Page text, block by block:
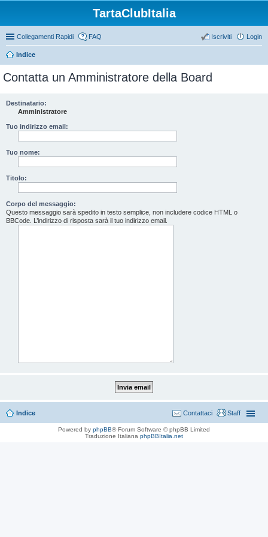
TartaClubItalia
Collegamenti Rapidi FAQ Login
Iscriviti
Indice
Contatta un Amministratore della Board
Destinatario:
Amministratore
Tuo indirizzo email:
Tuo nome:
Titolo:
Corpo del messaggio:
Questo messaggio sarà spedito in testo semplice, non includere codice HTML o
BBCode. L’indirizzo di risposta sarà il tuo indirizzo email.
Indice Staff
Contattaci
Powered by phpBB® Forum Software © phpBB Limited
Traduzione Italiana phpBBItalia.net